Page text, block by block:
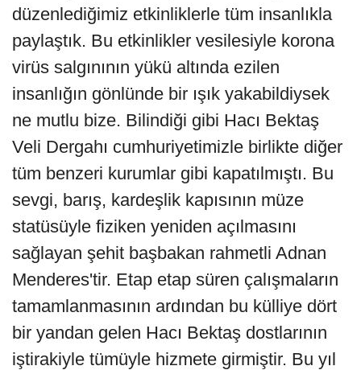
düzenlediğimiz etkinliklerle tüm insanlıkla
paylaştık. Bu etkinlikler vesilesiyle korona
virüs salgınının yükü altında ezilen
insanlığın gönlünde bir ışık yakabildiysek
ne mutlu bize. Bilindiği gibi Hacı Bektaş
Veli Dergahı cumhuriyetimizle birlikte diğer
tüm benzeri kurumlar gibi kapatılmıştı. Bu
sevgi, barış, kardeşlik kapısının müze
statüsüyle fiziken yeniden açılmasını
sağlayan şehit başbakan rahmetli Adnan
Menderes'tir. Etap etap süren çalışmaların
tamamlanmasının ardından bu külliye dört
bir yandan gelen Hacı Bektaş dostlarının
iştirakiyle tümüyle hizmete girmiştir. Bu yıl